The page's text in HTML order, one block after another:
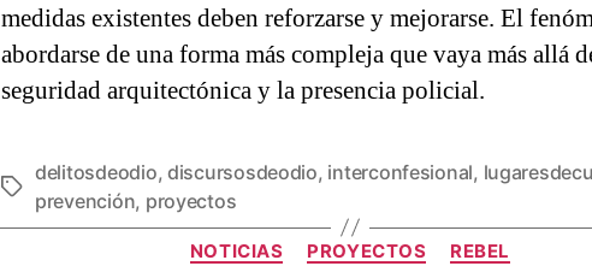
medidas existentes deben reforzarse y mejorarse. El
abordarse de una forma más compleja que vaya más allá
seguridad arquitectónica y la presencia policial.
delitosdeodio, discursosdeodio, interconfesional,
prevención, proyectos
NOTICIAS PROYECTOS REBEL